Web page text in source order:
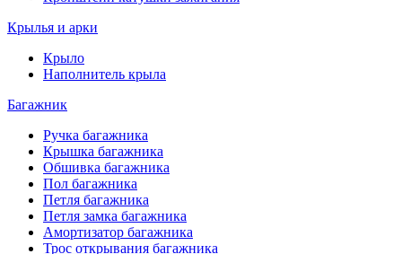
Крылья и арки
Крыло
Наполнитель крыла
Багажник
Ручка багажника
Крышка багажника
Обшивка багажника
Пол багажника
Петля багажника
Петля замка багажника
Амортизатор багажника
Трос открывания багажника